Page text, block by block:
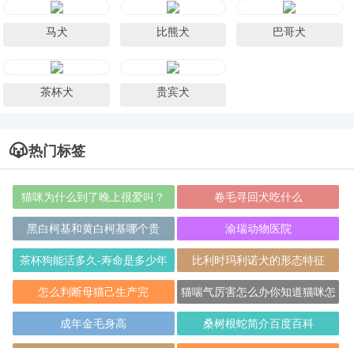
马犬 比熊犬 巴哥犬
茶杯犬 贵宾犬
热门标签
猫咪为什么到了晚上很爱叫？ 卷毛寻回犬吃什么
黑白柯基和黄白柯基哪个贵 渝瑞动物医院
茶杯狗能活多久-寿命是多少年 比利时玛利诺犬的形态特征
怎么判断母猫己生产完
猫喘气厉害怎么办你知道猫咪怎
样算呼吸异常
成年金毛身高 桑树根蛇简介百度百科